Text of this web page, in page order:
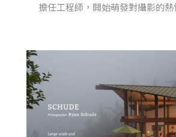
擔任工程師，開始萌發對攝影的熱